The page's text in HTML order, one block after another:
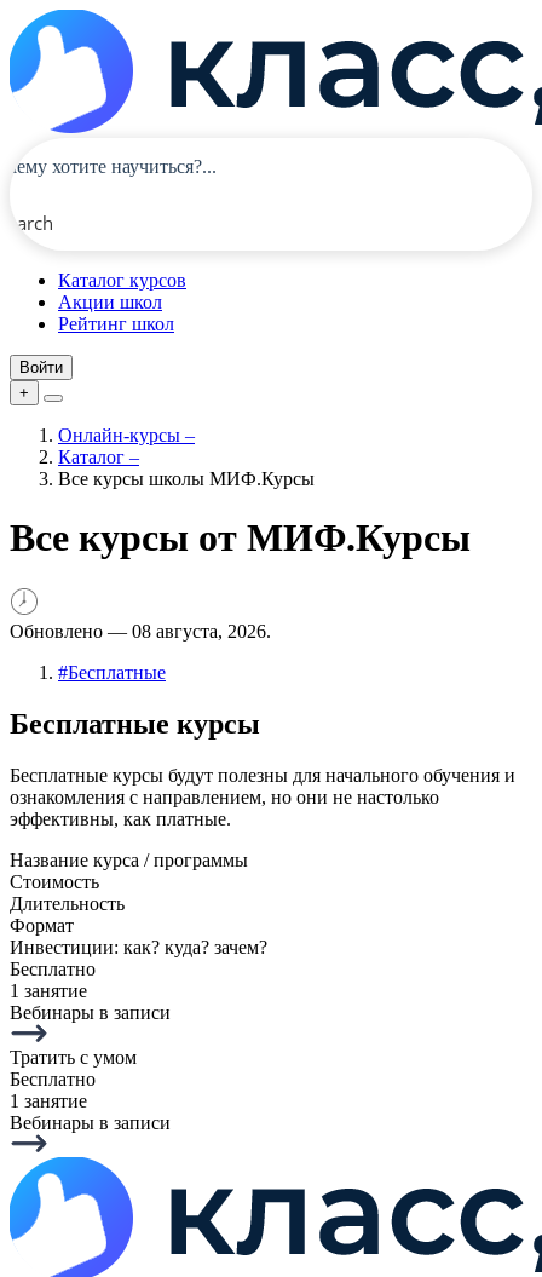
Каталог курсов
Акции школ
Рейтинг школ
Войти
+
Онлайн-курсы –
Каталог –
Все курсы школы МИФ.Курсы
Все курсы от МИФ.Курсы
Обновлено — 08 августа, 2026.
#Бесплатные
Бесплатные курсы
Бесплатные курсы будут полезны для начального обучения и
ознакомления с направлением, но они не настолько
эффективны, как платные.
Название курса / программы
Стоимость
Длительность
Формат
Инвестиции: как? куда? зачем?
Бесплатно
1 занятие
Вебинары в записи
Тратить с умом
Бесплатно
1 занятие
Вебинары в записи